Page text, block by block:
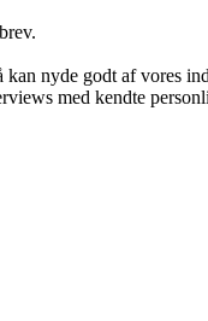
kan nyde godt af vores
med kendte